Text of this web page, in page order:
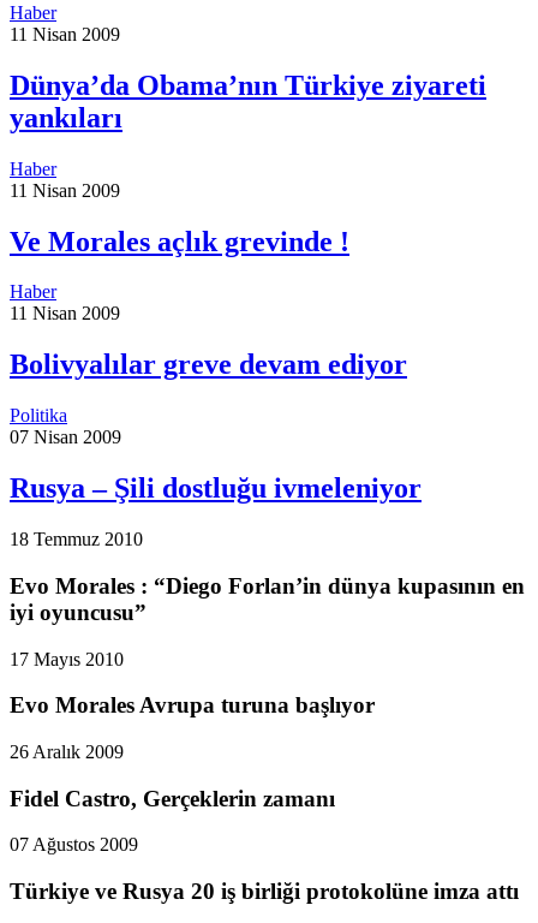
Haber
11 Nisan 2009
Dünya’da Obama’nın Türkiye ziyareti
yankıları
Haber
11 Nisan 2009
Ve Morales açlık grevinde !
Haber
11 Nisan 2009
Bolivyalılar greve devam ediyor
Politika
07 Nisan 2009
Rusya – Şili dostluğu ivmeleniyor
18 Temmuz 2010
Evo Morales : “Diego Forlan’in dünya kupasının en
iyi oyuncusu”
17 Mayıs 2010
Evo Morales Avrupa turuna başlıyor
26 Aralık 2009
Fidel Castro, Gerçeklerin zamanı
07 Ağustos 2009
Türkiye ve Rusya 20 iş birliği protokolüne imza attı